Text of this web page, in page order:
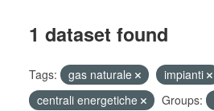
1 dataset found
Tags: gas naturale impianti
centrali energetiche
Groups: